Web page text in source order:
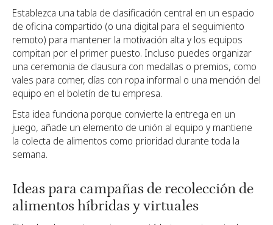
Establezca una tabla de clasificación central en un espacio
de oficina compartido (o una digital para el seguimiento
remoto) para mantener la motivación alta y los equipos
compitan por el primer puesto. Incluso puedes organizar
una ceremonia de clausura con medallas o premios, como
vales para comer, días con ropa informal o una mención del
equipo en el boletín de tu empresa.
Esta idea funciona porque convierte la entrega en un
juego, añade un elemento de unión al equipo y mantiene
la colecta de alimentos como prioridad durante toda la
semana.
Ideas para campañas de recolección de
alimentos híbridas y virtuales